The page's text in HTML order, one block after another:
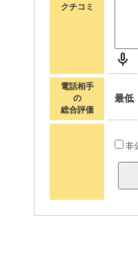
クチコミ
電話相手
の
総合評価
最低
非